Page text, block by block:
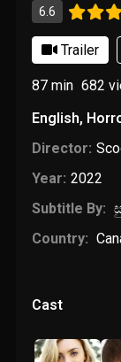
6.6
Trailer
87 min 682
English,
Director:
Year: 2022
Subtitle By:
Country:
Cast